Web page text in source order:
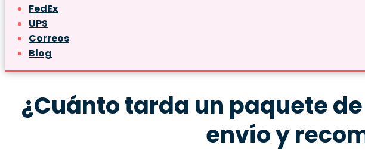
FedEx
UPS
Correos
Blog
¿Cuánto tarda un paquete
envío y